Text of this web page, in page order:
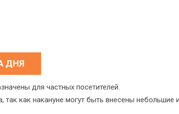
ДНЯ
для частных посетителей.
как накануне могут быть внесены небольшие